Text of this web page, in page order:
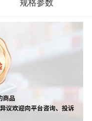
规格参数